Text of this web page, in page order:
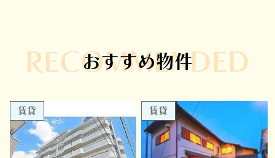
RECOMMENDED
おすすめ物件
賃貸 賃貸